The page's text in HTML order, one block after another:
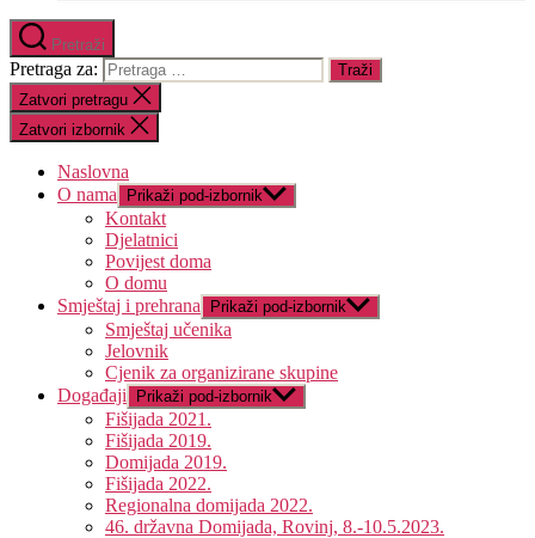
Pretraži
Pretraga za:
Zatvori pretragu
Zatvori izbornik
Naslovna
O nama
Prikaži pod-izbornik
Kontakt
Djelatnici
Povijest doma
O domu
Smještaj i prehrana
Prikaži pod-izbornik
Smještaj učenika
Jelovnik
Cjenik za organizirane skupine
Događaji
Prikaži pod-izbornik
Fišijada 2021.
Fišijada 2019.
Domijada 2019.
Fišijada 2022.
Regionalna domijada 2022.
46. državna Domijada, Rovinj, 8.-10.5.2023.